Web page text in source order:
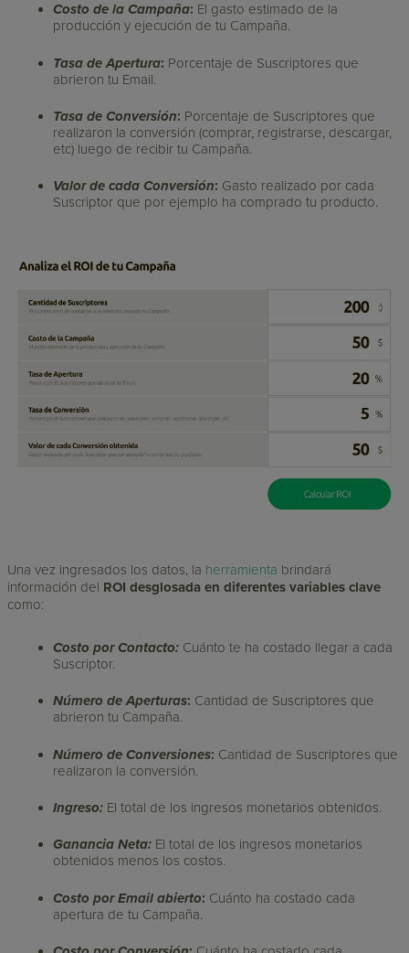
Costo de la Campaña: El gasto estimado de la
producción y ejecución de tu Campaña.
Tasa de Apertura: Porcentaje de Suscriptores que
abrieron tu Email.
Tasa de Conversión: Porcentaje de Suscriptores que
realizaron la conversión (comprar, registrarse, descargar,
etc) luego de recibir tu Campaña.
Valor de cada Conversión: Gasto realizado por cada
Suscriptor que por ejemplo ha comprado tu producto.
Una vez ingresados los datos, la herramienta brindará
información del ROI desglosada en diferentes variables clave
como:
Costo por Contacto: Cuánto te ha costado llegar a cada
Suscriptor.
Número de Aperturas: Cantidad de Suscriptores que
abrieron tu Campaña.
Número de Conversiones: Cantidad de Suscriptores que
realizaron la conversión.
Ingreso: El total de los ingresos monetarios obtenidos.
Ganancia Neta: El total de los ingresos monetarios
obtenidos menos los costos.
Costo por Email abierto: Cuánto ha costado cada
apertura de tu Campaña.